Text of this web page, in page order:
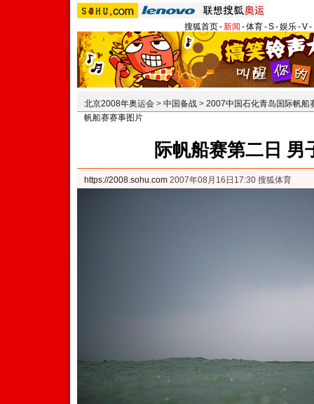
搜狐首页-新闻 -体育-S-娱乐-V-
北京2008年奥运会 > 中国备战 > 2007中国石化青岛国际帆船
帆船赛赛事图片
际帆船赛第二日 男
https://2008.sohu.com 2007年08月16日17:30 搜狐体育